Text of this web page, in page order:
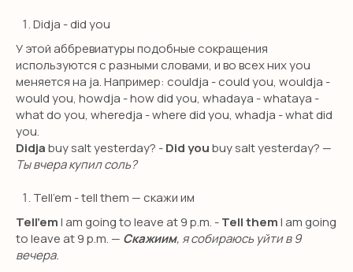
Didja - did you
У этой аббревиатуры подобные сокращения
используются с разными словами, и во всех них you
меняется на ja. Например: couldja - could you, wouldja -
would you, howdja - how did you, whadaya - whataya -
what do you, wheredja - where did you, whadja - what did
you.
Didjabuy salt yesterday? -Did youbuy salt yesterday? —
Ты вчера купил соль?
Tell’em - tell them — скажи им
Tell’emI am going to leave at 9 p.m. -Tell themI am going
to leave at 9 p.m. — Скажиим, я собираюсь уйти в 9
вечера.